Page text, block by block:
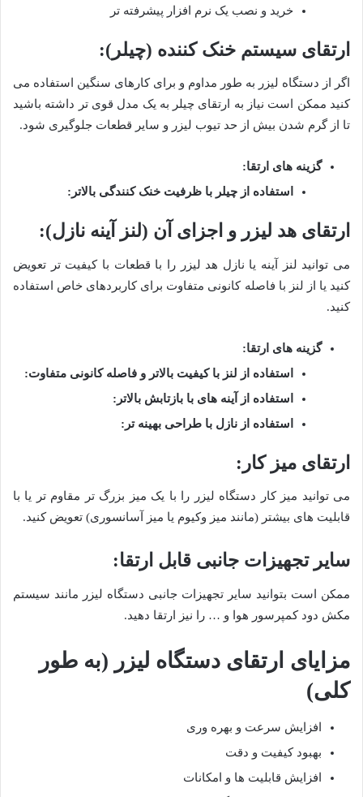
خرید و نصب یک نرم افزار پیشرفته تر
ارتقای سیستم خنک کننده (چیلر):
اگر از دستگاه لیزر به طور مداوم و برای کارهای سنگین استفاده می
کنید ممکن است نیاز به ارتقای چیلر به یک مدل قوی تر داشته باشید
تا از گرم شدن بیش از حد تیوب لیزر و سایر قطعات جلوگیری شود.
گزینه های ارتقا:
استفاده از چیلر با ظرفیت خنک کنندگی بالاتر :
ارتقای هد لیزر و اجزای آن (لنز آینه نازل):
می توانید لنز آینه یا نازل هد لیزر را با قطعات با کیفیت تر تعویض
کنید یا از لنز با فاصله کانونی متفاوت برای کاربردهای خاص استفاده
کنید.
گزینه های ارتقا:
استفاده از لنز با کیفیت بالاتر و فاصله کانونی متفاوت:
استفاده از آینه های با بازتابش بالاتر :
استفاده از نازل با طراحی بهینه تر :
ارتقای میز کار :
می توانید میز کار دستگاه لیزر را با یک میز بزرگ تر مقاوم تر یا با
قابلیت های بیشتر (مانند میز وکیوم یا میز آسانسوری) تعویض کنید.
سایر تجهیزات جانبی قابل ارتقا:
ممکن است بتوانید سایر تجهیزات جانبی دستگاه لیزر مانند سیستم
مکش دود کمپرسور هوا و … را نیز ارتقا دهید.
مزایای ارتقای دستگاه لیزر (به طور
کلی)
افزایش سرعت و بهره وری
بهبود کیفیت و دقت
افزایش قابلیت ها و امکانات